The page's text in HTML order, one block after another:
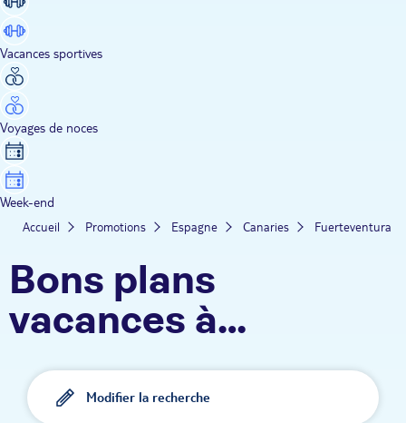
Vacances sportives
Voyages de noces
Week-end
Accueil Promotions Espagne Canaries Fuerteventura
Bons plans
vacances à
Fuerteventura
Modifier la recherche